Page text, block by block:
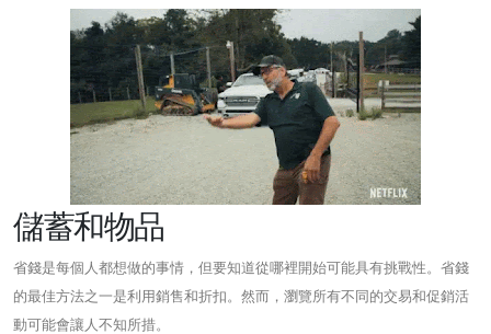
儲蓄和物品
省錢是每個人都想做的事情，但要知道從哪裡開始可能具有挑戰性。省錢
的最佳方法之一是利用銷售和折扣。然而，瀏覽所有不同的交易和促銷活
動可能會讓人不知所措。